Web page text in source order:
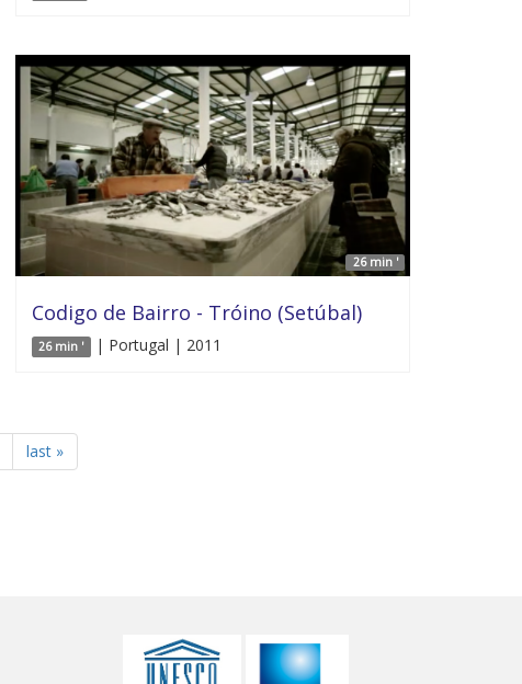
26 min '
Codigo de Bairro - Tróino (Setúbal)
26 min ' | Portugal | 2011
last »